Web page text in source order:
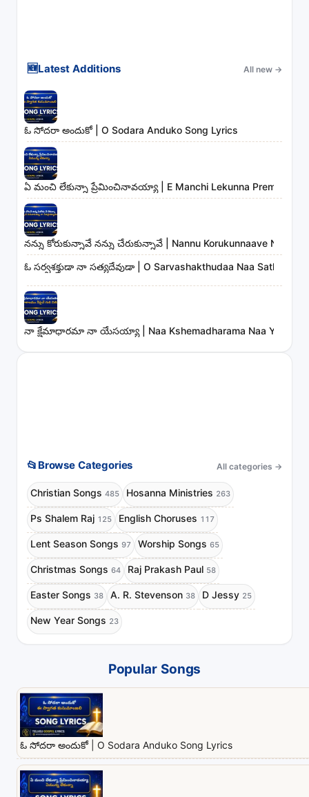
🆕Latest Additions All new →
ఓ సోదరా అందుకో | O Sodara Anduko Song Lyrics
ఏ మంచి లేకున్నా ప్రేమించినావయ్యా | E Manchi Lekunna
నన్ను కోరుకున్నావే నన్ను చేరుకున్నావే | Nannu Korukunnaave Nannu
ఓ సర్వశక్తుడా నా సత్యదేవుడా | O Sarvashakthudaa Naa
నా క్షేమాధారమా నా యేసయ్యా | Naa Kshemadharama Naa Yesayya
📂 Browse Categories All categories →
Christian Songs 485 Hosanna Ministries 263
Ps Shalem Raj 125 English Choruses 117
Lent Season Songs 97 Worship Songs 65
Christmas Songs 64 Raj Prakash Paul 58
Easter Songs 38 A. R. Stevenson 38 D Jessy 25
New Year Songs 23
Popular Songs
ఓ సోదరా అందుకో | O Sodara Anduko Song Lyrics